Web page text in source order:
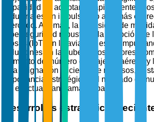
capacidad de adaptarse rápidamente a
industria están impulsando aún más el
mercado. Además, la necesidad de
ciberseguridad robustas y la adopción de
Cosas (IoT) en la aviación están
soluciones en la nube. Estos factores,
aumento del número de viajeros aéreos
una asignación eficiente de recursos,
importancia estratégica del mercado de
en el actual panorama global.
Desarrollos estratégicos